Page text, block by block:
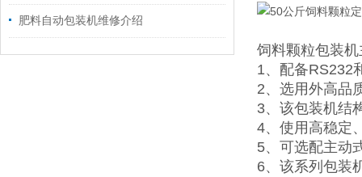
肥料自动包装机维修介绍
饲料颗粒包装
1、配备RS232
2、选用外高品
3、该包装机结
4、使用高稳定
5、可选配主动
6、该系列包装